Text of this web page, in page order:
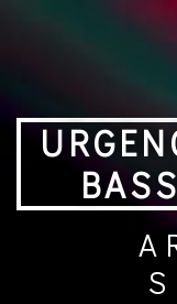
URGENCE PLOMBERIE
ARTI BATI